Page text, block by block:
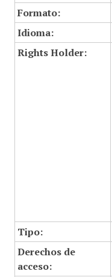
Formato:
Idioma:
Rights Holder:
Tipo:
Derechos de
acceso: